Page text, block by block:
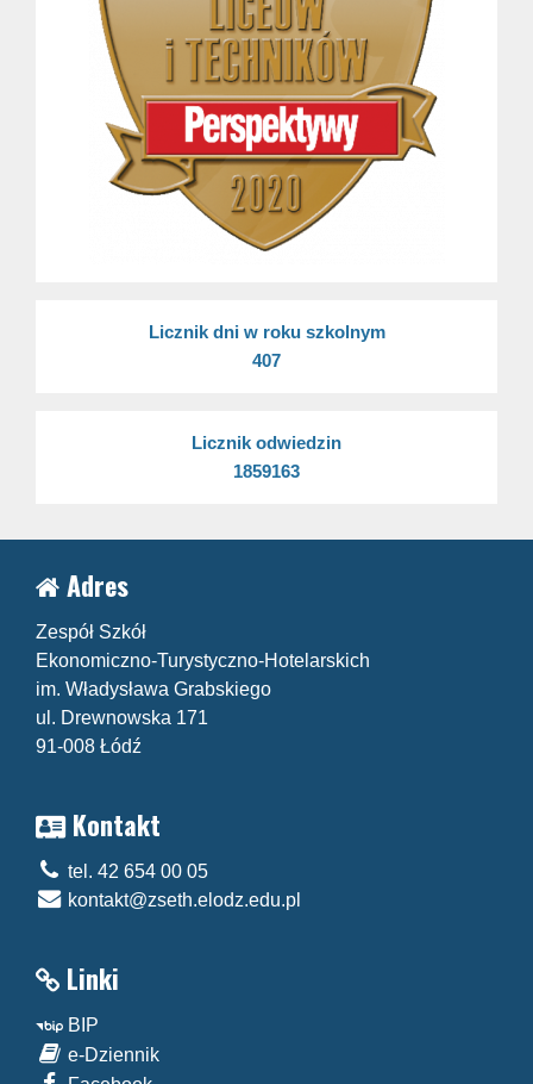
Licznik dni w roku szkolnym
407
Licznik odwiedzin
1859163
Adres
Zespół Szkół
Ekonomiczno-Turystyczno-Hotelarskich
im. Władysława Grabskiego
ul. Drewnowska 171
91-008 Łódź
Kontakt
tel. 42 654 00 05
kontakt@zseth.elodz.edu.pl
Linki
BIP
e-Dziennik